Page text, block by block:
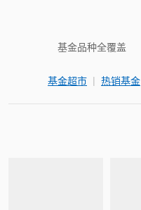
基金品种全覆盖
基金超市 | 热销基金